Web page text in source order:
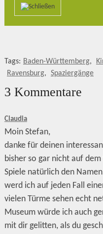
Tags: Baden-Württemberg,
Ravensburg, Spaziergänge
3 Kommentare
Claudia
Moin Stefan,
danke für deinen
bisher so gar nicht auf
Spiele natürlich den
werd ich auf jeden Fall
vielen Türme sehen echt
Museum würde ich auch
mit dir gelitten, als du